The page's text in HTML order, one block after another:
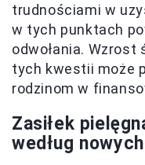
trudnościami w
w tych punktach
odwołania.
tych kwestii może
rodzinom w
Zasiłek
według